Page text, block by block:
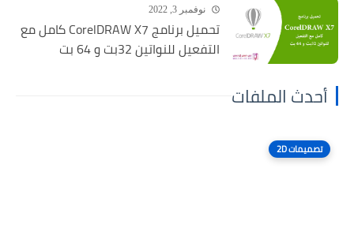
نوفمبر 3, 2022
تحميل برنامج CorelDRAW X7 كامل مع
التفعيل للنواتين 32بت و 64 بت
أحدث الملفات
تصميمات 2D